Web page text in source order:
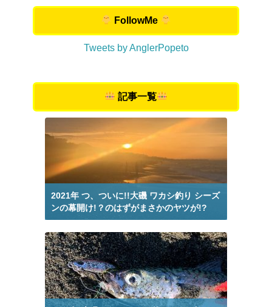
FollowMe
Tweets by AnglerPopeto
記事一覧